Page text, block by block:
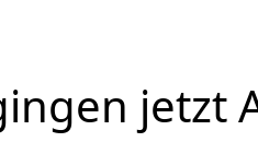
jetzt